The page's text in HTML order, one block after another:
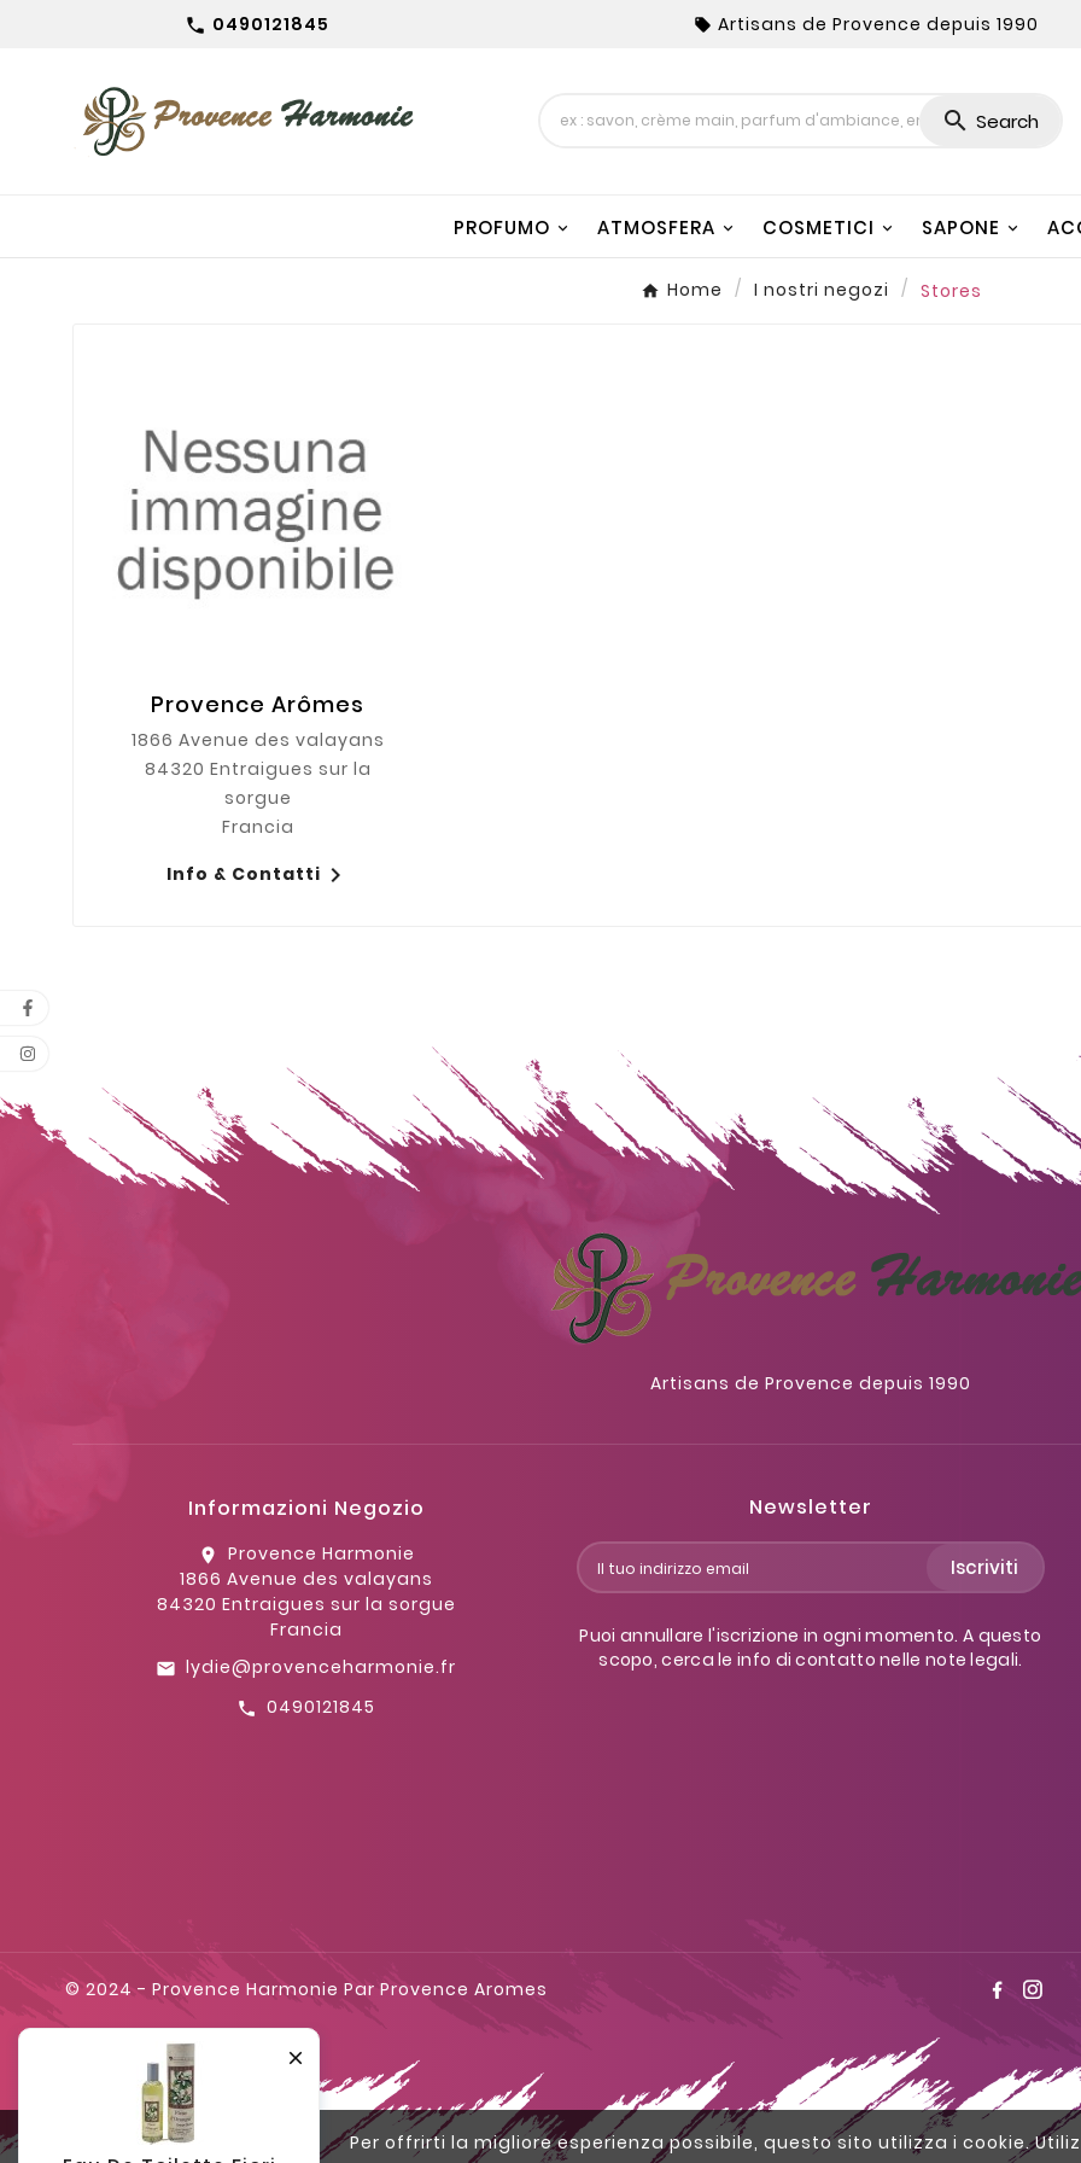
Per offrirti la migliore esperienza possibile, questo sito utilizza i cookie.

 0490121845  Artisans de Provence depuis 1990
 Search
PROFUMO ATMOSFERA COSMETICI SAPONE
Home I nostri negozi Stores
Provence Arômes
1866 Avenue des valayans
84320 Entraigues sur la
sorgue
Francia
Info & Contatti 
Artisans de Provence depuis 1990
Informazioni Negozio
location_on
Provence Harmonie
1866 Avenue des valayans
84320 Entraigues sur la sorgue
Francia
email lydie@provenceharmonie.fr
call 0490121845
Newsletter
Iscriviti
Puoi annullare l'iscrizione in ogni momento. A questo
scopo, cerca le info di contatto nelle note legali.
© 2024 - Provence Harmonie Par Provence Aromes